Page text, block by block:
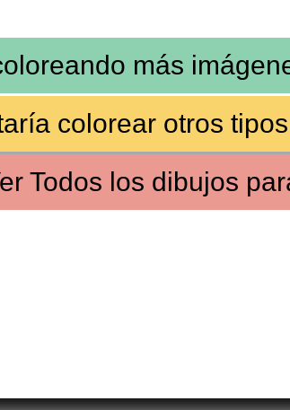
más
colorear otros
Todos los dibujos